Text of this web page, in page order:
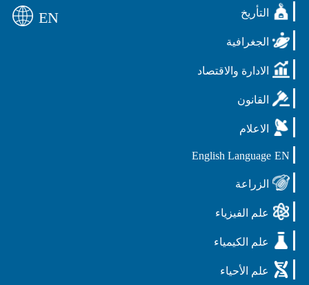
التأريخ
الجغرافية
الادارة والاقتصاد
القانون
الاعلام
EN
English Language
الزراعة
علم الفيزياء
علم الكيمياء
علم الأحياء
EN